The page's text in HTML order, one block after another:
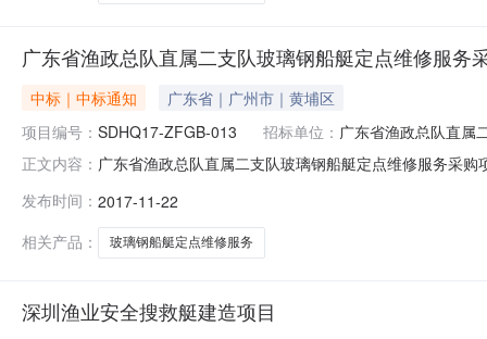
广东省渔政总队直属二支队玻璃钢船艇定点维修服务
中标｜中标通知
广东省｜广州市｜黄埔区
项目编号： SDHQ17-ZFGB-013 招标单位： 广东省渔政总队直属
正文内容： 广东省渔政总队直属二支队玻璃钢船艇定点维修服务采
正文项目联系电话详见公告正文采购单位广东省渔政总
址详见公告正文代理机构联系方式详见
发布时间： 2017-11-22
相关产品：
玻璃钢船艇定点维修服务
深圳渔业安全搜救艇建造项目